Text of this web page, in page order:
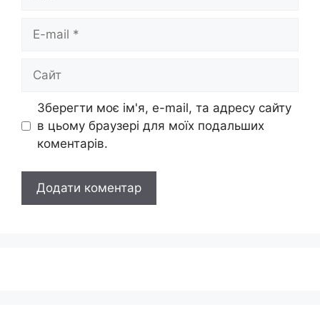
Сайт
Зберегти моє ім'я, e-mail, та адресу сайту
в цьому браузері для моїх подальших
коментарів.